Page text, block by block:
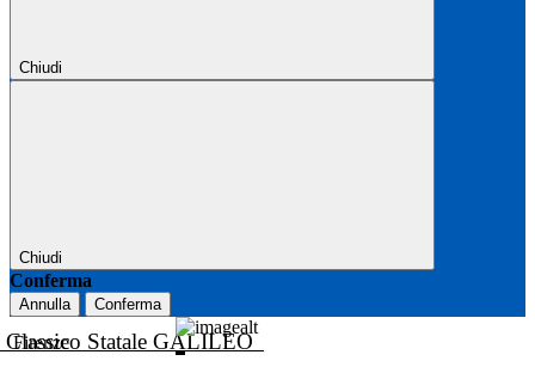
Chiudi
Chiudi
Conferma
Annulla Conferma
Classico Statale GALILEO
Firenze